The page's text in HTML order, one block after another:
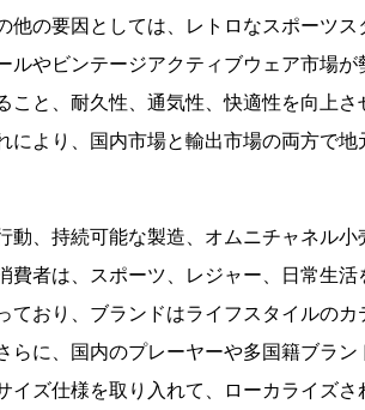
他の要因としては、レトロなスポーツ
ルやビンテージアクティブウェア市場が
こと、耐久性、通気性、快適性を向上
により、国内市場と輸出市場の両方で
動、持続可能な製造、オムニチャネル小
費者は、スポーツ、レジャー、日常生
ており、ブランドはライフスタイルの
らに、国内のプレーヤーや多国籍ブラ
ズ仕様を取り入れて、ローカライズさ